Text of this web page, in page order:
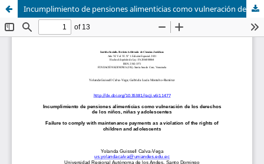
Incumplimiento de pensiones alimenticias como vulneración de los derechos de los niños, niñas y adolescentes